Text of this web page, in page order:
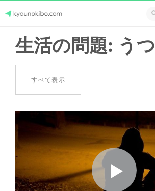
content
Japanese Journey Online
生活の問題: うつ
すべて表示